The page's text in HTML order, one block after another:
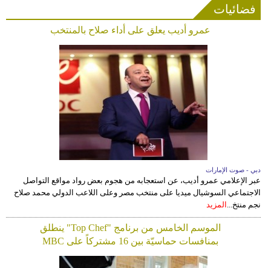
فضائيات
عمرو أديب يعلق على أداء صلاح بالمنتخب
دبي - صوت الإمارات
عبر الإعلامي عمرو أديب، عن استعجابه من هجوم بعض رواد مواقع التواصل
الاجتماعي السوشيال ميديا على منتخب مصر وعلى اللاعب الدولي محمد صلاح
نجم منتخ... المزيد
الموسم الخامس من برنامج "Top Chef" ينطلق
بمنافسات حماسيّة بين 16 مشتركاً على MBC